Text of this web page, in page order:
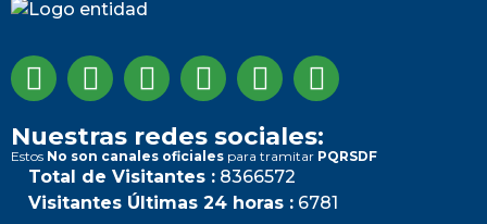
Nuestras redes sociales:
Estos No son canales oficiales para tramitar PQRSDF
Total de Visitantes : 8366572
Visitantes Últimas 24 horas : 6781